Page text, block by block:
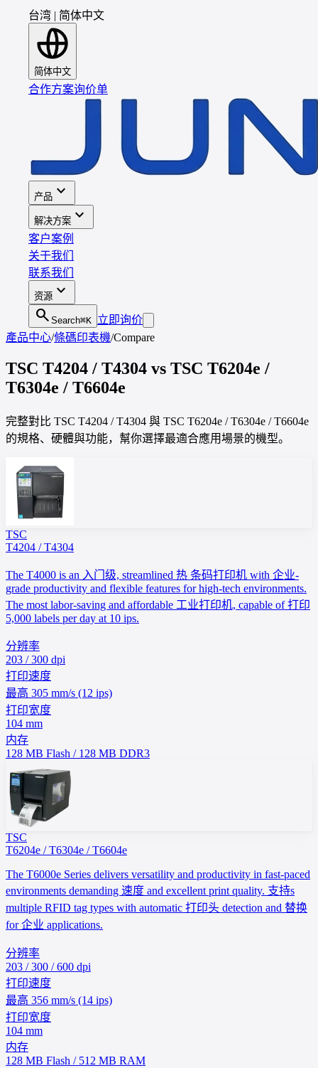
台湾 | 简体中文
简体中文
合作方案询价单
产品 expand_more
解决方案 expand_more
客户案例
关于我们
联系我们
资源 expand_more
search Search⌘K 立即询价
產品中心/條碼印表機/Compare
TSC T4204 / T4304 vs TSC T6204e /
T6304e / T6604e
完整對比 TSC T4204 / T4304 與 TSC T6204e / T6304e / T6604e
的規格、硬體與功能，幫你選擇最適合應用場景的機型。
TSC
T4204 / T4304
The T4000 is an 入门级, streamlined 热 条码打印机 with 企业-
grade productivity and flexible features for high-tech environments.
The most labor-saving and affordable 工业打印机, capable of 打印
5,000 labels per day at 10 ips.
分辨率
203 / 300 dpi
打印速度
最高 305 mm/s (12 ips)
打印宽度
104 mm
内存
128 MB Flash / 128 MB DDR3
TSC
T6204e / T6304e / T6604e
The T6000e Series delivers versatility and productivity in fast-paced
environments demanding 速度 and excellent print quality. 支持s
multiple RFID tag types with automatic 打印头 detection and 替换
for 企业 applications.
分辨率
203 / 300 / 600 dpi
打印速度
最高 356 mm/s (14 ips)
打印宽度
104 mm
内存
128 MB Flash / 512 MB RAM